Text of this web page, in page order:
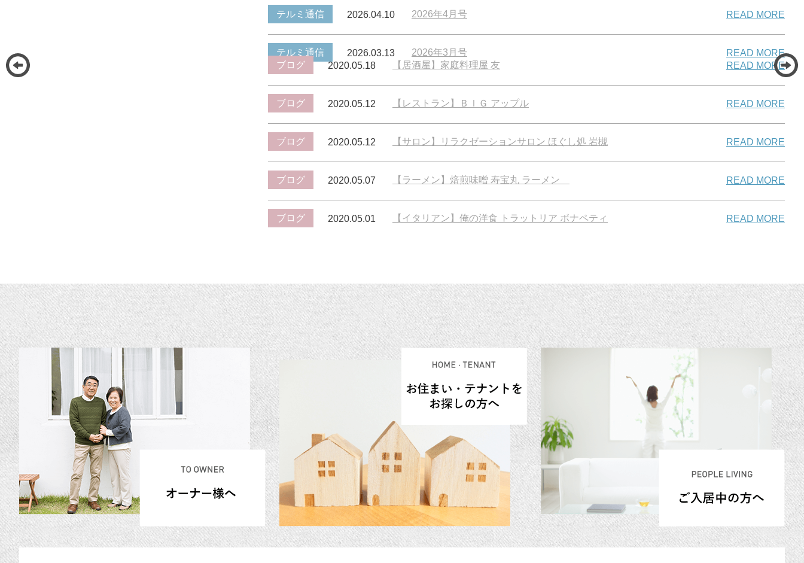
テルミ通信 2026.04.10 2026年4月号 READ MORE
テルミ通信 2026.03.13 2026年3月号
READ MORE
ブログ
2020.05.18 【居酒屋】家庭料理屋 友 READ MORE
ブログ 2020.05.12 【レストラン】ＢＩＧ アップル READ MORE
ブログ 2020.05.12 【サロン】リラクゼーションサロン ほぐし処 岩槻 READ MORE
ブログ 2020.05.07 【ラーメン】焙煎味噌 寿宝丸 ラーメン READ MORE
ブログ 2020.05.01 【イタリアン】俺の洋食 トラットリア ボナペティ READ MORE